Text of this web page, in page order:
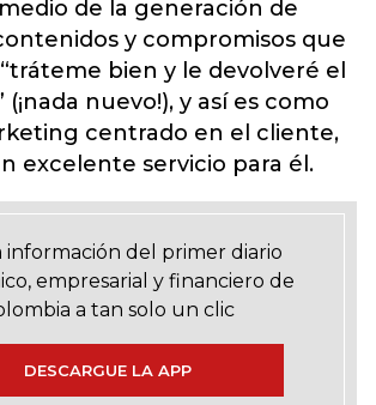
de la generación de
y compromisos que
bien y le devolveré el
nuevo!), y así es como
centrado en el cliente,
excelente servicio para él.
información del primer diario
empresarial y financiero de
a tan solo un clic
DESCARGUE LA APP